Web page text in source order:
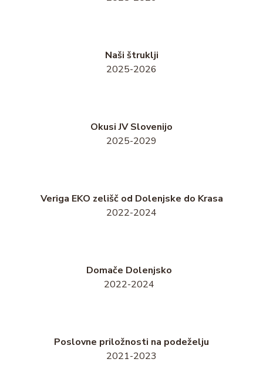
Naši štruklji
2025-2026
Okusi JV Slovenijo
2025-2029
Veriga EKO zelišč od Dolenjske do Krasa
2022-2024
Domače Dolenjsko
2022-2024
Poslovne priložnosti na podeželju
2021-2023